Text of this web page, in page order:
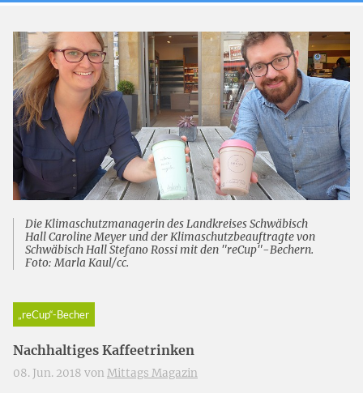
Die Klimaschutzmanagerin des Landkreises Schwäbisch
Hall Caroline Meyer und der Klimaschutzbeauftragte von
Schwäbisch Hall Stefano Rossi mit den "reCup"-Bechern.
Foto: Marla Kaul/cc.
„reCup“-Becher
Nachhaltiges Kaffeetrinken
08. Jun. 2018 von Mittags Magazin